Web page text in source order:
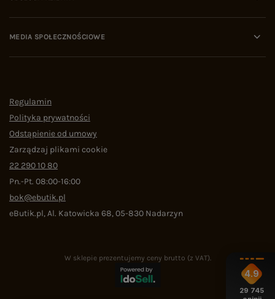
MEDIA SPOŁECZNOŚCIOWE
Regulamin
Polityka prywatności
Odstąpienie od umowy
Zarządzaj plikami cookie
22 290 10 80
Pn.-Pt. 08:00-16:00
bok@ebutik.pl
eButik.pl,Al. Katowicka 68,05-830 Nadarzyn
W sklepie prezentujemy ceny brutto (z VAT).
4.9
29 745